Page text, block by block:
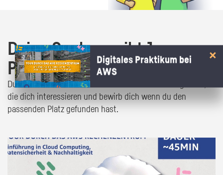
Deine Suche ergibt 1
Praktikumsangebot!
Du bist fast da! Klick dich durch die Praktikumsangebote,
die dich interessieren und bewirb dich wenn du den
passenden Platz gefunden hast.
Digitales Praktikum bei
AWS